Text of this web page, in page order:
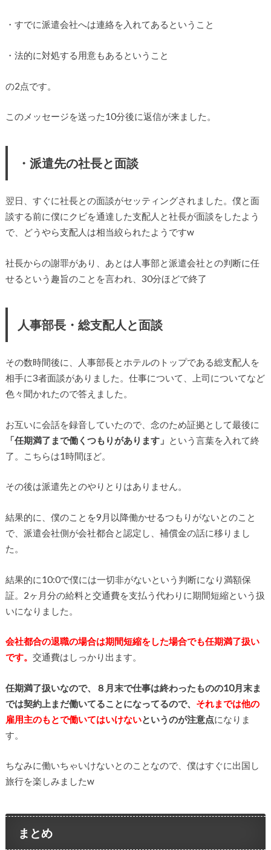
・すでに派遣会社へは連絡を入れてあるということ
・法的に対処する用意もあるということ
の2点です。
このメッセージを送った10分後に返信が来ました。
・派遣先の社長と面談
翌日、すぐに社長との面談がセッティングされました。僕と面
談する前に僕にクビを通達した支配人と社長が面談をしたよう
で、どうやら支配人は相当絞られたようですw
社長からの謝罪があり、あとは人事部と派遣会社との判断に任
せるという趣旨のことを言われ、30分ほどで終了
人事部長・総支配人と面談
その数時間後に、人事部長とホテルのトップである総支配人を
相手に3者面談がありました。仕事について、上司についてなど
色々聞かれたので答えました。
お互いに会話を録音していたので、念のため証拠として最後に
「任期満了まで働くつもりがあります」 という言葉を入れて終
了。こちらは1時間ほど。
その後は派遣先とのやりとりはありません。
結果的に、僕のことを9月以降働かせるつもりがないとのこと
で、派遣会社側が会社都合と認定し、補償金の話に移りまし
た。
結果的に10:0で僕には一切非がないという判断になり満額保
証。2ヶ月分の給料と交通費を支払う代わりに期間短縮という扱
いになりました。
会社都合の退職の場合は期間短縮をした場合でも任期満了扱い
です。 交通費はしっかり出ます。
任期満了扱いなので、８月末で仕事は終わったものの10月末ま
では契約上まだ働いてることになってるので、 それまでは他の
雇用主のもとで働いてはいけないというのが注意点になりま
す。
ちなみに働いちゃいけないとのことなので、僕はすぐに出国し
旅行を楽しみましたw
まとめ